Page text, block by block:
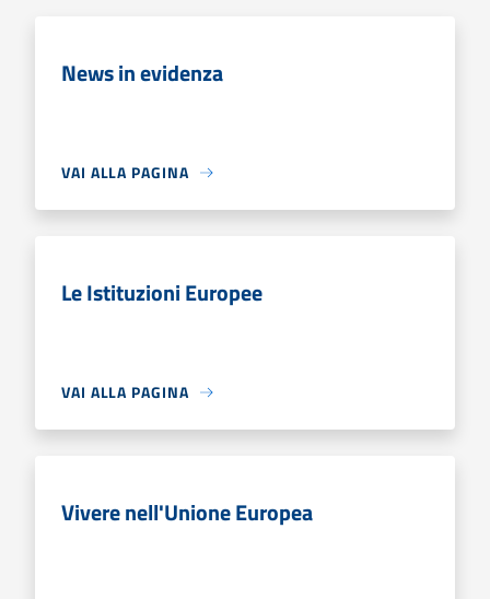
News in evidenza
VAI ALLA PAGINA
Le Istituzioni Europee
VAI ALLA PAGINA
Vivere nell'Unione Europea